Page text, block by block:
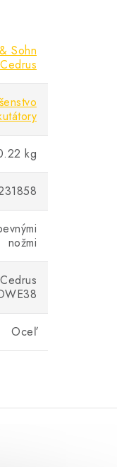
Sohn
Cedrus
kg
nožmi
Cedrus
Oceľ